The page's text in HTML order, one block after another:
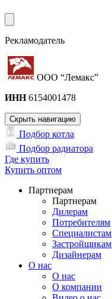
Рекламодатель
ООО “Лемакс”
ИНН6154001478
Скрыть навигацию
Подбор котла
Подбор радиатора
Где купить
Купить оптом
Партнерам
Партнерам
Дилерам
Потребителям
Специалистам
Застройщикам
Дизайнерам
О нас
О нас
О компании